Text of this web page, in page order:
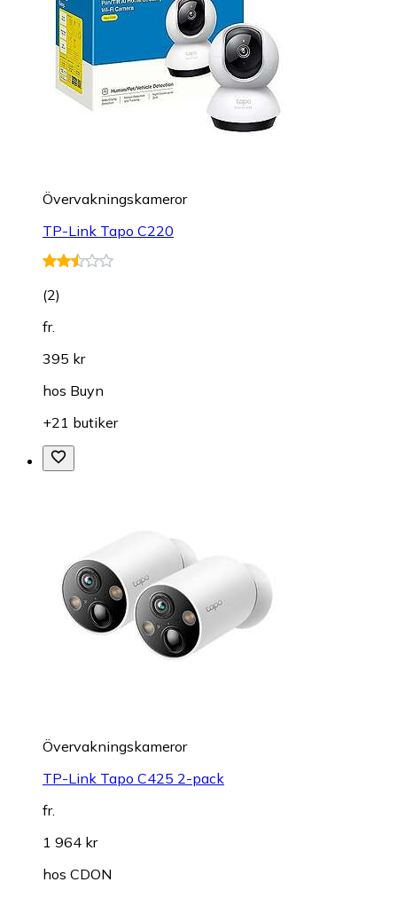
Övervakningskameror
TP-Link Tapo C220
(2)
fr.
395 kr
hos Buyn
+21 butiker
Övervakningskameror
TP-Link Tapo C425 2-pack
fr.
1 964 kr
hos CDON